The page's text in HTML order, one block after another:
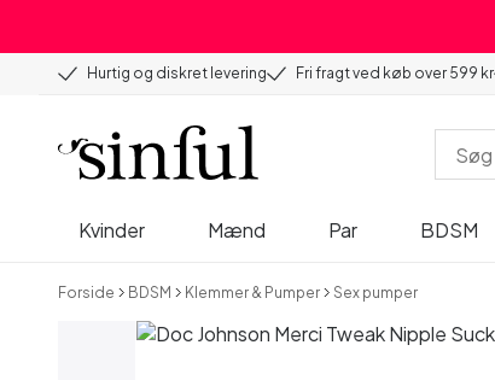
Hurtig og diskret levering Fri fragt ved køb over 599 kr
Kvinder Mænd Par BDSM
Forside BDSM Klemmer & Pumper Sex pumper